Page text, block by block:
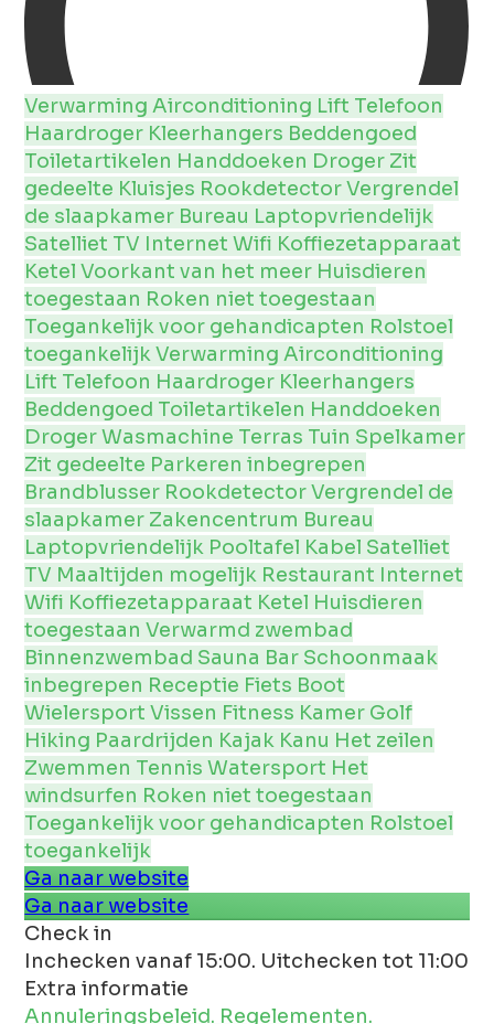
VerwarmingAirconditioning Lift Telefoon
Haardroger Kleerhangers Beddengoed
Toiletartikelen Handdoeken Droger Zit
gedeelte Kluisjes RookdetectorVergrendel
de slaapkamer Bureau Laptopvriendelijk
Satelliet TV InternetWifi Koffiezetapparaat
KetelVoorkant van het meer Huisdieren
toegestaan Roken niet toegestaan
Toegankelijk voor gehandicapten Rolstoel
toegankelijkVerwarmingAirconditioning
Lift Telefoon Haardroger Kleerhangers
Beddengoed Toiletartikelen Handdoeken
DrogerWasmachine Terras Tuin Spelkamer
Zit gedeelte Parkeren inbegrepen
Brandblusser RookdetectorVergrendel de
slaapkamer Zakencentrum Bureau
Laptopvriendelijk Pooltafel Kabel Satelliet
TV Maaltijden mogelijk Restaurant Internet
Wifi Koffiezetapparaat Ketel Huisdieren
toegestaanVerwarmd zwembad
Binnenzwembad Sauna Bar Schoonmaak
inbegrepen Receptie Fiets Boot
WielersportVissen Fitness Kamer Golf
Hiking Paardrijden Kajak Kanu Het zeilen
Zwemmen TennisWatersport Het
windsurfen Roken niet toegestaan
Toegankelijk voor gehandicapten Rolstoel
toegankelijk
Ga naar website
Ga naar website
Check in
Inchecken vanaf 15:00. Uitchecken tot 11:00
Extra informatie
Annuleringsbeleid. Regelementen.